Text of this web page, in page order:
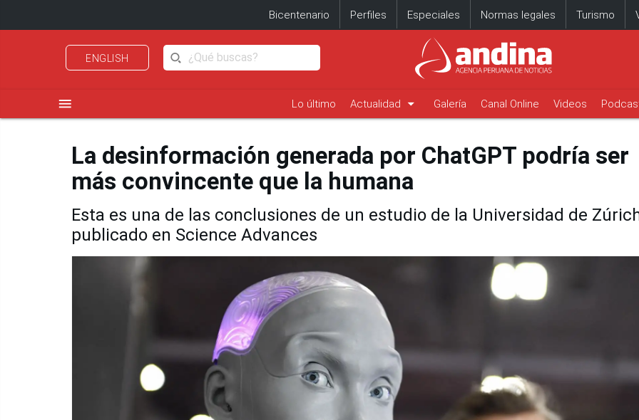
Bicentenario Perfiles Especiales Normas legales Turismo
ENGLISH
menu Lo último Actualidad arrow_drop_down Galería Canal Online Videos
La desinformación generada por ChatGPT podría ser
más convincente que la humana
Esta es una de las conclusiones de un estudio de la Universidad de
publicado en Science Advances